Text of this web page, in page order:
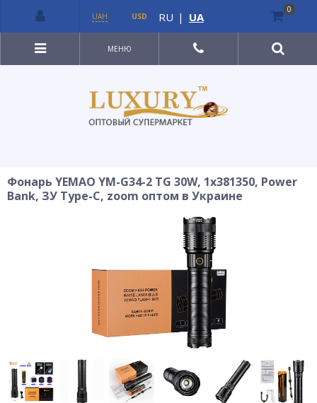
МЕНЮ
Фонарь YEMAO YM-G34-2 TG 30W, 1x381350, Power
Bank, ЗУ Type-C, zoom оптом в Украине
UAH USD RU | UA
0